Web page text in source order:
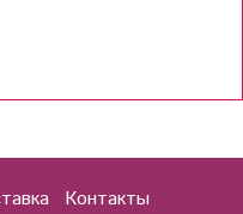
Контакты